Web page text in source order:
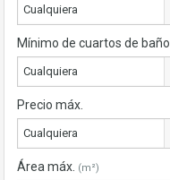
Cualquiera
Mínimo de cuartos de baño
Cualquiera
Precio máx.
Cualquiera
Área máx. (m²)